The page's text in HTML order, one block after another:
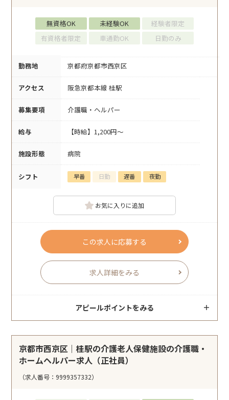
無資格OK 未経験OK
経験者限定
有資格者限定
車通勤OK 日勤のみ
勤務地 京都府京都市西京区
アクセス 阪急京都本線 桂駅
募集要項 介護職・ヘルパー
給与 【時給】1,200円～
施設形態 病院
シフト 早番 日勤 遅番 夜勤
お気に入りに追加
この求人に応募する
求人詳細をみる
アピールポイントをみる
京都市西京区｜桂駅の介護老人保健施設の介護職・
ホームヘルパー求人（正社員）
（求人番号：9999357332）